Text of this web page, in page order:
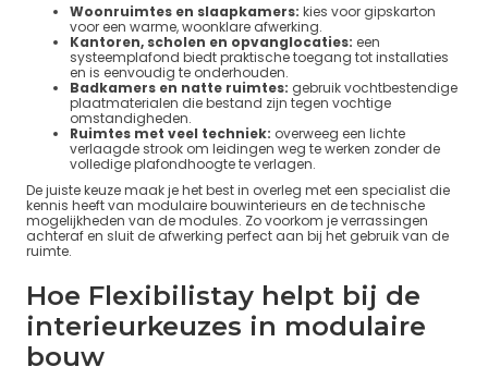
Woonruimtes en slaapkamers: kies voor gipskarton
voor een warme, woonklare afwerking.
Kantoren, scholen en opvanglocaties: een
systeemplafond biedt praktische toegang tot installaties
en is eenvoudig te onderhouden.
Badkamers en natte ruimtes: gebruik vochtbestendige
plaatmaterialen die bestand zijn tegen vochtige
omstandigheden.
Ruimtes met veel techniek: overweeg een lichte
verlaagde strook om leidingen weg te werken zonder de
volledige plafondhoogte te verlagen.
De juiste keuze maak je het best in overleg met een specialist die
kennis heeft van modulaire bouwinterieurs en de technische
mogelijkheden van de modules. Zo voorkom je verrassingen
achteraf en sluit de afwerking perfect aan bij het gebruik van de
ruimte.
Hoe Flexibilistay helpt bij de
interieurkeuzes in modulaire
bouw